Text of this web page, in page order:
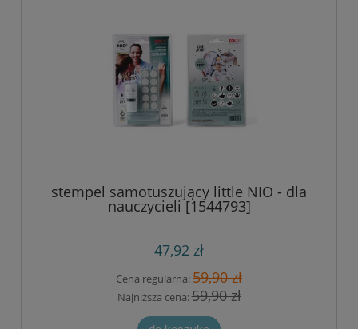
stempel samotuszujący little NIO - dla
nauczycieli [1544793]
47,92 zł
Cena regularna:59,90 zł
Najniższa cena:59,90 zł